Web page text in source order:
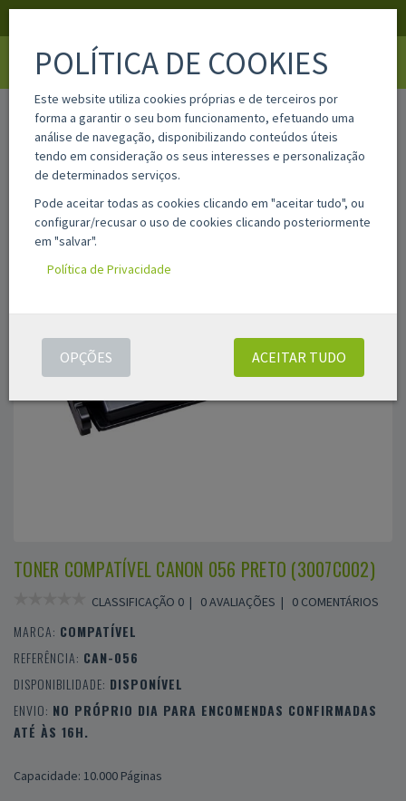
home can-056
TONER COMPATÍVEL CANON 056 PRETO (3007C002)
CLASSIFICAÇÃO 0 | 0 AVALIAÇÕES | 0 COMENTÁRIOS
MARCA: COMPATÍVEL
REFERÊNCIA: CAN-056
DISPONIBILIDADE: DISPONÍVEL
ENVIO: NO PRÓPRIO DIA PARA ENCOMENDAS CONFIRMADAS
ATÉ ÀS 16H.
Capacidade: 10.000 Páginas
POLÍTICA DE COOKIES
Este website utiliza cookies próprias e de terceiros por
forma a garantir o seu bom funcionamento, efetuando uma
análise de navegação, disponibilizando conteúdos úteis
tendo em consideração os seus interesses e personalização
de determinados serviços.
Pode aceitar todas as cookies clicando em "aceitar tudo", ou
configurar/recusar o uso de cookies clicando posteriormente
em "salvar".
Política de Privacidade
ACEITAR TUDO
OPÇÕES